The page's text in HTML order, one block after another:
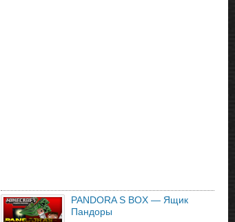
PANDORA S BOX — Ящик
Пандоры